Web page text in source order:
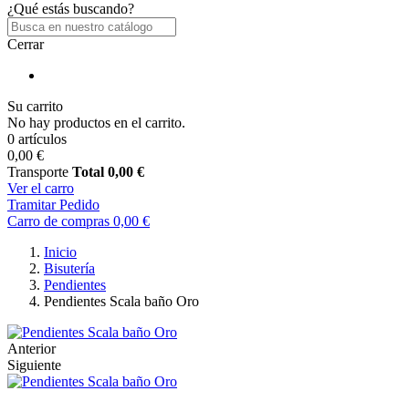
¿Qué estás buscando?
Cerrar
Su carrito
No hay productos en el carrito.
0 artículos
0,00 €
Transporte Total 0,00 €
Ver el carro
Tramitar Pedido
Carro de compras 0,00 €
Inicio
Bisutería
Pendientes
Pendientes Scala baño Oro
Anterior
Siguiente